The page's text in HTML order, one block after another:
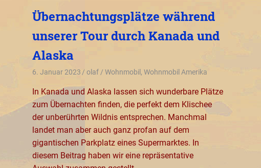
Übernachtungsplätze während
unserer Tour durch Kanada und
Alaska
6. Januar 2023 olaf Wohnmobil ,Wohnmobil Amerika
In Kanada und Alaska lassen sich wunderbare Plätze
zum Übernachten finden, die perfekt dem Klischee
der unberührten Wildnis entsprechen. Manchmal
landet man aber auch ganz profan auf dem
gigantischen Parkplatz eines Supermarktes. In
diesem Beitrag haben wir eine repräsentative